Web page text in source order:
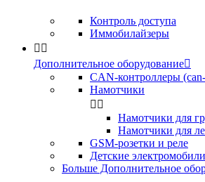
Контроль доступа
Иммобилайзеры
 
Дополнительное оборудование
CAN-контроллеры
Намотчики
 
Намотчики для
Намотчики для
GSM-розетки и реле
Детские электромобили
Больше Дополнительное